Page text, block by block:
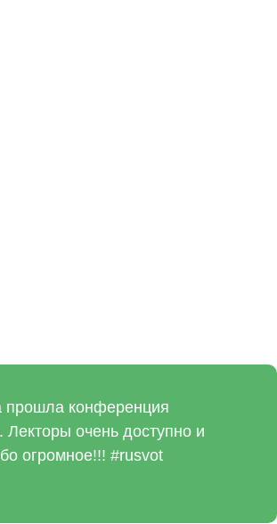
прошла конференция
очень доступно и
огромное!!! #rusvot